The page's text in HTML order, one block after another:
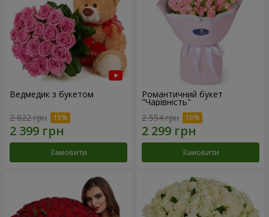
Ведмедик з букетом
2 822 грн
Замовити
Романтичний букет
"Чарівність"
2 554 грн
Замовити